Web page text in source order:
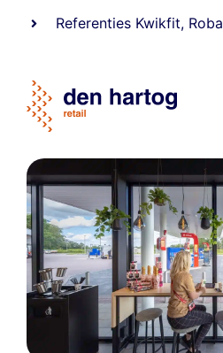
Referenties Kwikfit, Roba